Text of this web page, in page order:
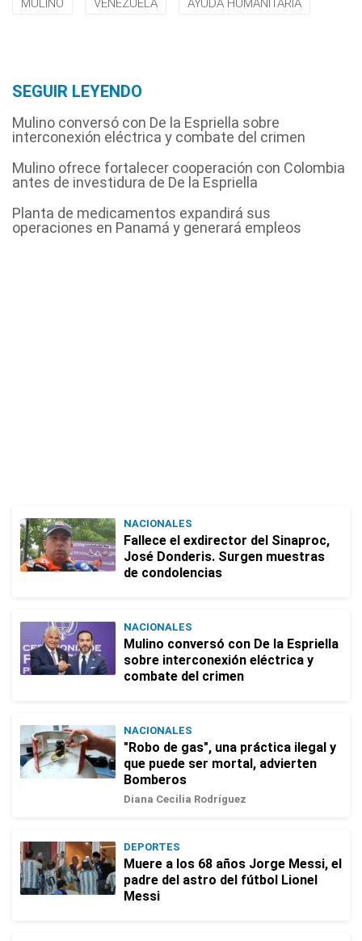
MULINO VENEZUELA AYUDA HUMANITARIA
SEGUIR LEYENDO
Mulino conversó con De la Espriella sobre
interconexión eléctrica y combate del crimen
Mulino ofrece fortalecer cooperación con Colombia
antes de investidura de De la Espriella
Planta de medicamentos expandirá sus
operaciones en Panamá y generará empleos
NACIONALES
Fallece el exdirector del Sinaproc,
José Donderis. Surgen muestras
de condolencias
NACIONALES
Mulino conversó con De la Espriella
sobre interconexión eléctrica y
combate del crimen
NACIONALES
"Robo de gas", una práctica ilegal y
que puede ser mortal, advierten
Bomberos
Diana Cecilia Rodríguez
DEPORTES
Muere a los 68 años Jorge Messi, el
padre del astro del fútbol Lionel
Messi